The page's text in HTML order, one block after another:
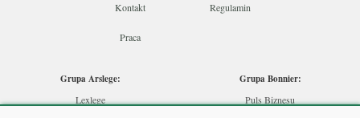
Kontakt Regulamin
Praca
Grupa Arslege:
Lexlege
Grupa Bonnier:
Puls Biznesu